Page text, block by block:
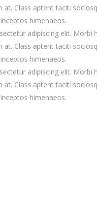
Class aptent taciti
himenaeos.
adipiscing elit. Morbi
Class aptent taciti
himenaeos.
adipiscing elit. Morbi
Class aptent taciti
himenaeos.